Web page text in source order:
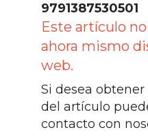
9791387530501
Este artículo
ahora mismo
web.
Si desea
del artículo
contacto con